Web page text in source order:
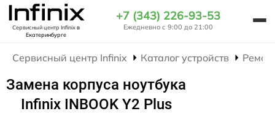
Сервисный центр Infinixв
Екатеринбурге
+7 (343) 226-93-53
Ежедневно с 9:00 до 21:00
Сервисный центр Infinix Каталог устройств
Замена корпуса ноутбука
Infinix INBOOK Y2 Plus